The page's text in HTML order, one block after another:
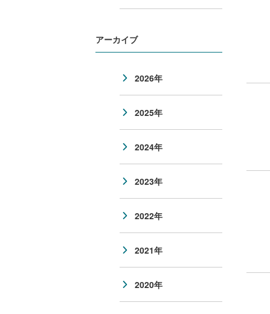
アーカイブ
2026年
2025年
2024年
2023年
2022年
2021年
2020年